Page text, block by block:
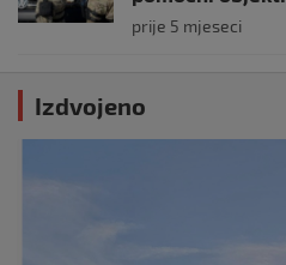
prije 5 mjeseci
Izdvojeno